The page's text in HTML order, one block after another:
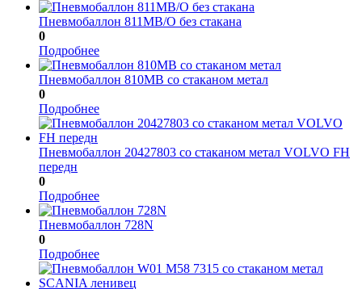
Пневмобаллон 811MВ/О без стакана
0
Подробнее
Пневмобаллон 810MB со стаканом метал
0
Подробнее
Пневмобаллон 20427803 со стаканом метал VOLVO FH
передн
0
Подробнее
Пневмобаллон 728N
0
Подробнее